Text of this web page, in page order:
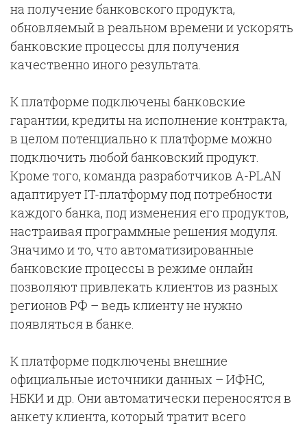
на получение банковского продукта,
обновляемый в реальном времени и ускорять
банковские процессы для получения
качественно иного результата.
К платформе подключены банковские
гарантии, кредиты на исполнение контракта,
в целом потенциально к платформе можно
подключить любой банковский продукт.
Кроме того, команда разработчиков A-PLAN
адаптирует IT-платформу под потребности
каждого банка, под изменения его продуктов,
настраивая программные решения модуля.
Значимо и то, что автоматизированные
банковские процессы в режиме онлайн
позволяют привлекать клиентов из разных
регионов РФ – ведь клиенту не нужно
появляться в банке.
К платформе подключены внешние
официальные источники данных – ИФНС,
НБКИ и др. Они автоматически переносятся в
анкету клиента, который тратит всего